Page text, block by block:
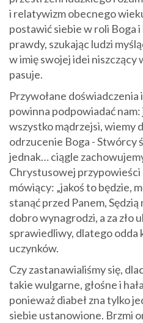
i relatywizm obecnego
postawić siebie w roli Boga
prawdy, szukając ludzi
w imię swojej idei niszczący
pasuje.
Przywołane
powinna podpowiadać
wszystko mądrzejsi, wiemy
odrzucenie Boga - Stwórcy
jednak… ciągle
Chrystusowej przypowieści
mówiący: „jakoś to będzie,
stanąć przed Panem,
dobro wynagrodzi, a za zło
sprawiedliwy, dlatego odda
uczynków.
Czy zastanawialiśmy się,
takie wulgarne, głośne i
ponieważ diabeł zna tylko
siebie ustanowione. Brzmi